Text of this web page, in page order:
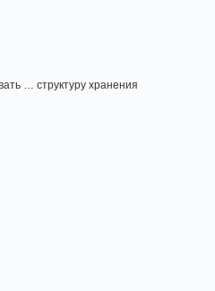
… структуру хранения